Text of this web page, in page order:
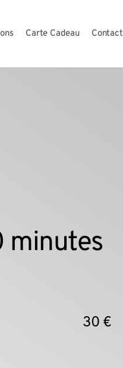
Carte Cadeau Contact
minutes
30 €